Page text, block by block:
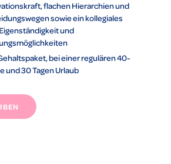
flachen Hierarchien und
sowie ein kollegiales
und
bei einer regulären 40-
und 30 Tagen Urlaub